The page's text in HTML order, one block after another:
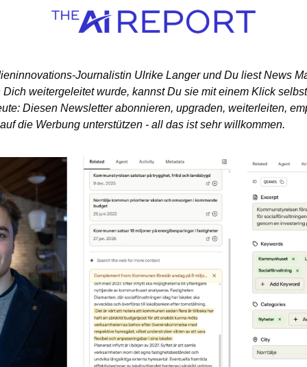
Journalistin Ulrike Langer und Du liest News
weitergeleitet wurde, kannst Du sie mit einem Klick
Diesen Newsletter abonnieren, upgraden, weiterleiten,
die Werbung unterstützen - all das ist sehr willkommen.